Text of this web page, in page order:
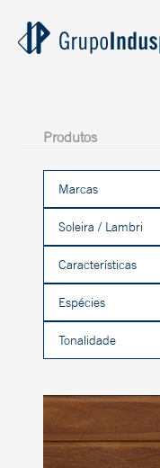
Produtos
Marcas
Soleira / Lambri
Características
Espécies
Tonalidade